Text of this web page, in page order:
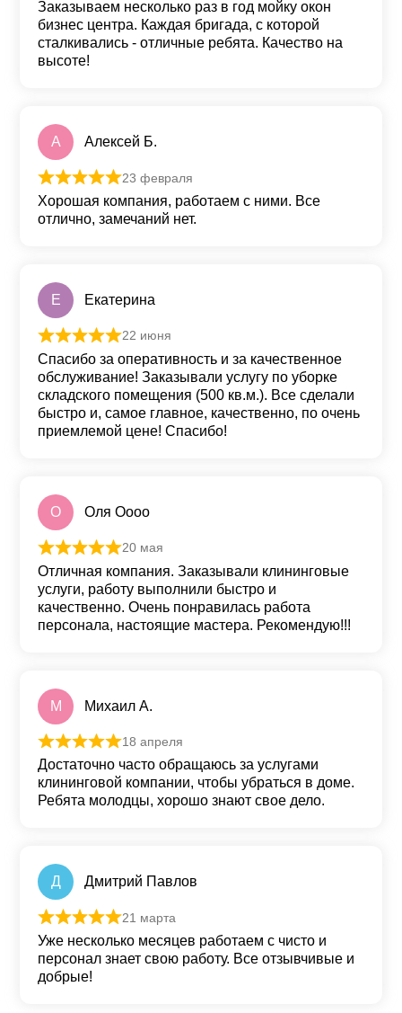
Заказываем несколько раз в год мойку окон
бизнес центра. Каждая бригада, с которой
сталкивались - отличные ребята. Качество на
высоте!
А Алексей Б.
Оценка из 5
23 февраля
Хорошая компания, работаем с ними. Все
отлично, замечаний нет.
Е Екатерина
Оценка
22 июня
Спасибо за оперативность и за качественное
обслуживание! Заказывали услугу по уборке
складского помещения (500 кв.м.). Все сделали
быстро и, самое главное, качественно, по очень
приемлемой цене! Спасибо!
О Оля Оооо
Оценка
20 мая
Отличная компания. Заказывали клининговые
услуги, работу выполнили быстро и
качественно. Очень понравилась работа
персонала, настоящие мастера. Рекомендую!!!
М Михаил А.
Оценка из 5
18 апреля
Достаточно часто обращаюсь за услугами
клининговой компании, чтобы убраться в доме.
Ребята молодцы, хорошо знают свое дело.
Д Дмитрий Павлов
Оценка из 5
21 марта
Уже несколько месяцев работаем с чисто и
персонал знает свою работу. Все отзывчивые и
добрые!